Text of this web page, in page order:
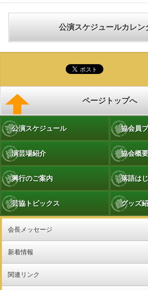
公演スケジュールカレン
ページトップへ
公演スケジュール 協会員
演芸場紹介 協会概要
興行のご案内 落語は
芸協トピックス グッズ
会長メッセージ
新着情報
関連リンク